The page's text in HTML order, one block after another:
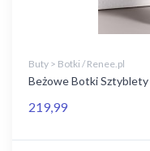
Buty > Botki / Renee.pl
Beżowe Botki
219,99